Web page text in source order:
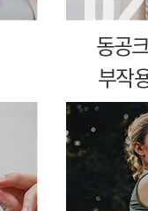
동공
부작